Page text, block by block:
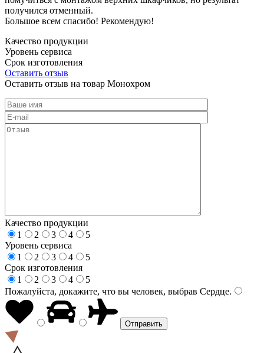
получился отменный.
Большое всем спасибо! Рекомендую!
Качество продукции
Уровень сервиса
Срок изготовления
Оставить отзыв
Оставить отзыв на товар Монохром
Качество продукции
1
2 3 4
5
Уровень сервиса
1
2 3 4
5
Срок изготовления
1
2 3 4
5
Пожалуйста, докажите, что вы человек, выбрав Сердце.